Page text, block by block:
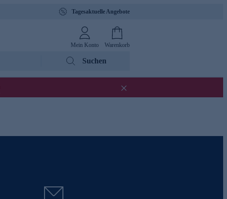
Tagesaktuelle Angebote
Mein Konto Warenkorb
Suchen